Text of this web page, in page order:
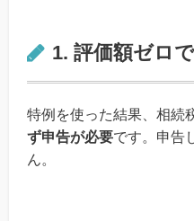
1. 評価額ゼロ
特例を使った結果、相続
ず申告が必要です。申告
ん。